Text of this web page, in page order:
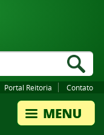
Portal Reitoria Contato